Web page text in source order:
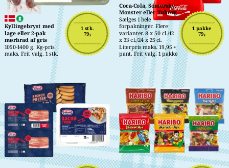
1 stk.
79,-
Kyllingebryst med
lage eller 2-pak
mørbrad af gris
1050-1400 g. Kg-pris
maks. Frit valg. 1 stk.
1 pakke
79,-
Coca-Cola, Somersby,
Monster eller Tuborg
Sælges i hele
forpakninger. Flere
varianter. 8 x 50 cl./12
x 33 cl./24 x 25 cl.
Literpris maks. 19,95 +
pant. Frit valg. 1 pakke